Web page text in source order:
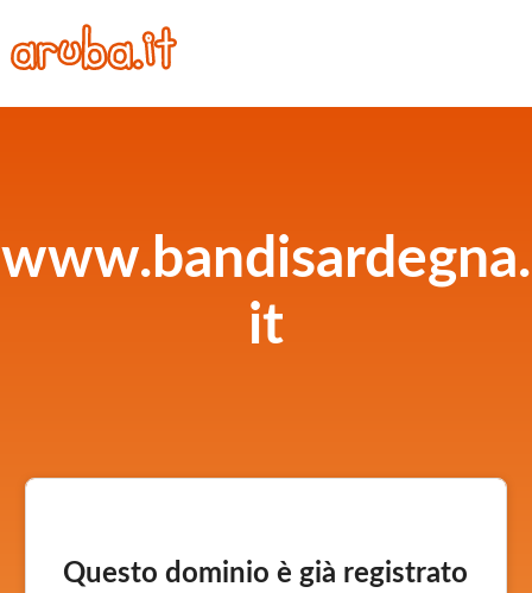
www.bandisardegna.
it
Questo dominio è già registrato